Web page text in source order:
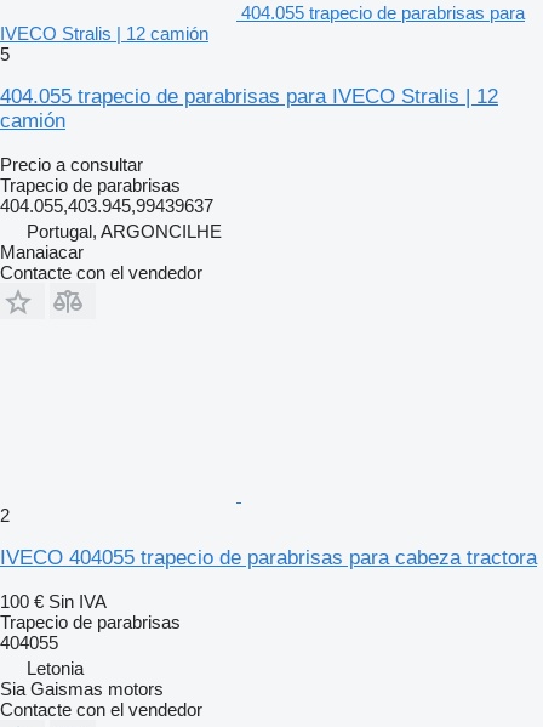
404.055 trapecio de parabrisas para
IVECO Stralis | 12 camión
5
404.055 trapecio de parabrisas para IVECO Stralis | 12
camión
Precio a consultar
Trapecio de parabrisas
404.055,403.945,99439637
Portugal, ARGONCILHE
Manaiacar
Contacte con el vendedor
2
IVECO 404055 trapecio de parabrisas para cabeza tractora
100 € Sin IVA
Trapecio de parabrisas
404055
Letonia
Sia Gaismas motors
Contacte con el vendedor